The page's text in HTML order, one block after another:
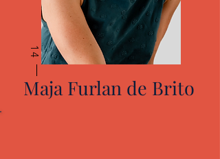
14
Maja Furlan de Brito